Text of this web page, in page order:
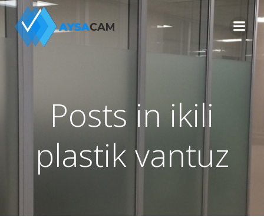
Posts in ikili
plastik vantuz